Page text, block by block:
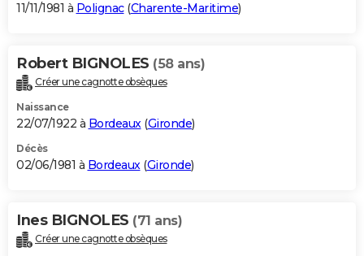
11/11/1981 à Polignac(Charente-Maritime)
Robert BIGNOLES (58 ans)
Créer une cagnotte obsèques
Naissance
22/07/1922 à Bordeaux(Gironde)
Décès
02/06/1981 à Bordeaux(Gironde)
Ines BIGNOLES (71 ans)
Créer une cagnotte obsèques